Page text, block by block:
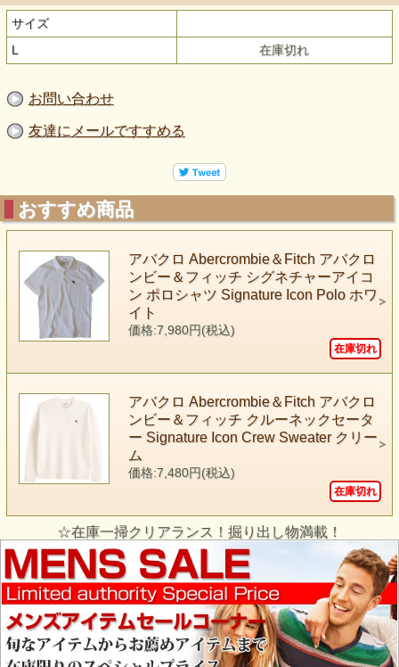
サイズ
L
在庫切れ
お問い合わせ
友達にメールですすめる
おすすめ商品
アバクロ Abercrombie＆Fitch アバクロ
ンビー＆フィッチ シグネチャーアイコ
ン ポロシャツ Signature Icon Polo ホワ
イト
価格:7,980円(税込)
在庫切れ
アバクロ Abercrombie＆Fitch アバクロ
ンビー＆フィッチ クルーネックセータ
ー Signature Icon Crew Sweater クリー
ム
価格:7,480円(税込)
在庫切れ
☆在庫一掃クリアランス！掘り出し物満載！